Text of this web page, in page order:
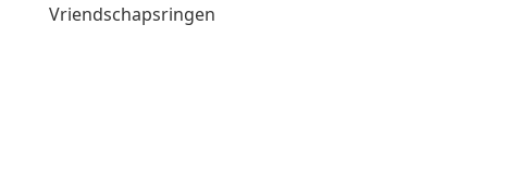
Vriendschapsringen